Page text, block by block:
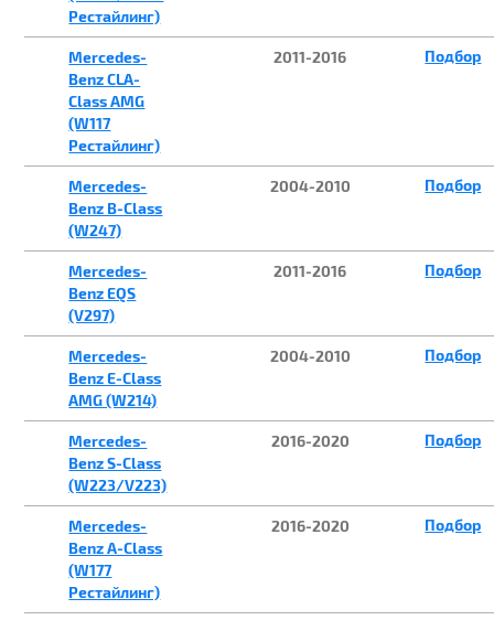
Рестайлинг)
Mercedes-
Benz CLA-
Class AMG
(W117
Рестайлинг)
2011-2016 Подбор
Mercedes-
Benz B-Class
(W247)
2004-2010 Подбор
Mercedes-
Benz EQS
(V297)
2011-2016 Подбор
Mercedes-
Benz E-Class
AMG (W214)
2004-2010 Подбор
Mercedes-
Benz S-Class
(W223/V223)
2016-2020 Подбор
Mercedes-
Benz A-Class
(W177
Рестайлинг)
2016-2020 Подбор